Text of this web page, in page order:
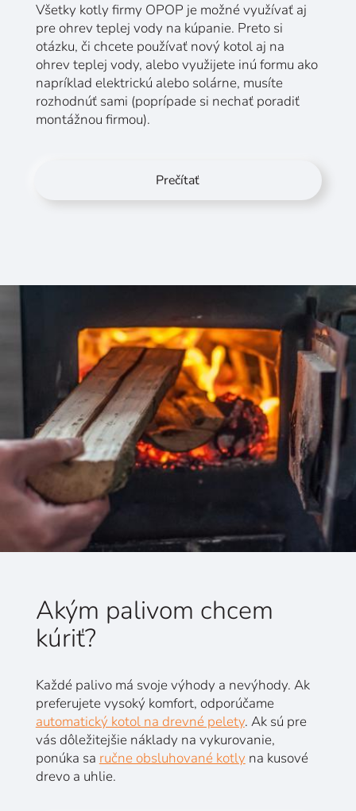
Všetky kotly firmy OPOP je možné využívať aj
pre ohrev teplej vody na kúpanie. Preto si
otázku, či chcete používať nový kotol aj na
ohrev teplej vody, alebo využijete inú formu ako
napríklad elektrickú alebo solárne, musíte
rozhodnúť sami (poprípade si nechať poradiť
montážnou firmou).
Prečítať
Akým palivom chcem
kúriť?
Každé palivo má svoje výhody a nevýhody. Ak
preferujete vysoký komfort, odporúčame
automatický kotol na drevné pelety. Ak sú pre
vás dôležitejšie náklady na vykurovanie,
ponúka sa ručne obsluhované kotly na kusové
drevo a uhlie.